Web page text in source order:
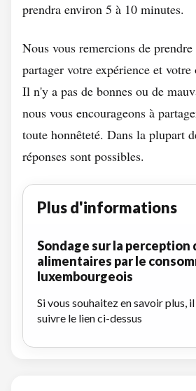
prendra environ 5 à 10 minutes.
Nous vous remercions de
partager votre expérience et
Il n'y a pas de bonnes ou de
nous vous encourageons à
toute honnêteté. Dans la plupart
réponses sont possibles.
Plus d'informations
Sondage sur la perception
alimentaires par le
luxembourgeois
Si vous souhaitez en savoir plus,
suivre le lien ci-dessus